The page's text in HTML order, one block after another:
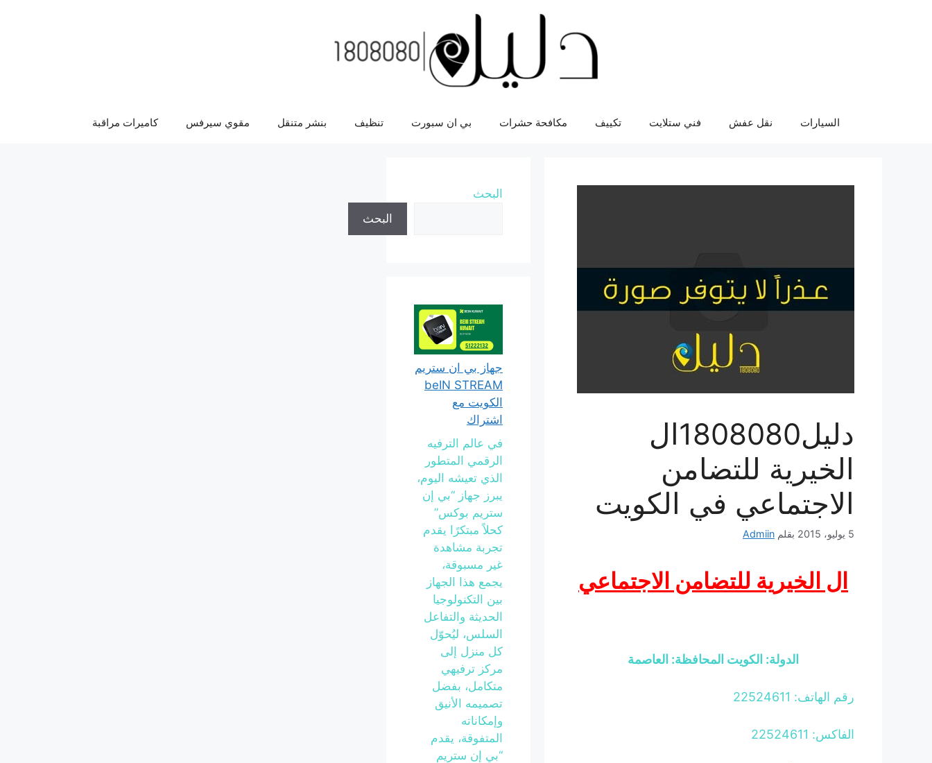
السيارات نقل عفش فني ستلايت تكييف مكافحة حشرات بي ان سبورت تنظيف بنشر متنقل مقوي سيرفس كاميرات مراقبة
دليل1808080ال
الخيرية للتضامن
الاجتماعي في الكويت
5 يوليو، 2015 بقلم Admiin
ال الخيرية للتضامن الاجتماعي
الدولة: الكويت المحافظة: العاصمة
رقم الهاتف: 22524611
الفاكس: 22524611
البحث
البحث
جهاز بي ان ستريم
beIN STREAM
الكويت مع
اشتراك
في عالم الترفيه
الرقمي المتطور
الذي تعيشه اليوم،
يبرز جهاز “بي إن
ستريم بوكس”
كحلاً مبتكرًا يقدم
تجربة مشاهدة
غير مسبوقة،
يجمع هذا الجهاز
بين التكنولوجيا
الحديثة والتفاعل
السلس، ليُحوّل
كل منزل إلى
مركز ترفيهي
متكامل، بفضل
تصميمه الأنيق
وإمكاناته
المتفوقة، يقدم
“بي إن ستريم